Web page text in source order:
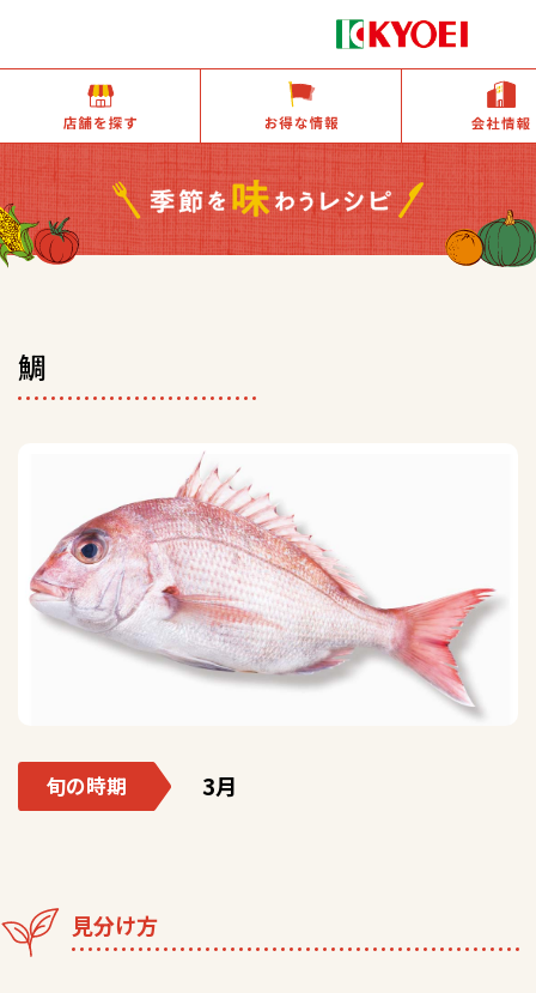
鯛
旬の時期 3月
見分け方